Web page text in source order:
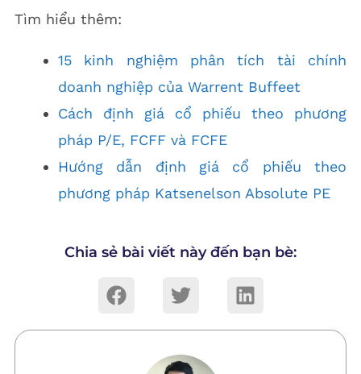
Tìm hiểu thêm:
15 kinh nghiệm phân tích tài chính
doanh nghiệp của Warrent Buffeet
Cách định giá cổ phiếu theo phương
pháp P/E, FCFF và FCFE
Hướng dẫn định giá cổ phiếu theo
phương pháp Katsenelson Absolute PE
Chia sẻ bài viết này đến bạn bè: